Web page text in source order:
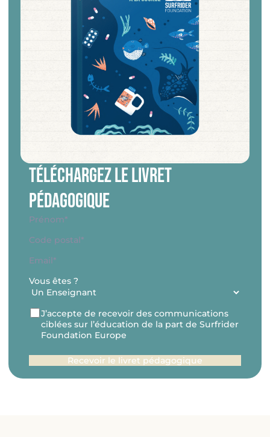
Téléchargez le livret
pédagogique
Nom*
Adresse*
postal
E-
Vous êtes ?
RGPDJ’accepte de recevoir des communications
ciblées sur l’éducation de la part de Surfrider
Foundation Europe